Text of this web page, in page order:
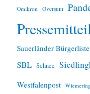
Omikron Oversum
Sauerländer Bürgerliste
SBL Schnee
Westfalenpost